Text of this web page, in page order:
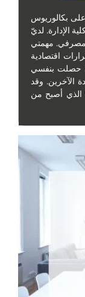
بكالوريوس
الإدارة. لديّ
مهمتي
اقتصادية
حصلت بنفسي
الآخرين. وقد
الذي أصبح من